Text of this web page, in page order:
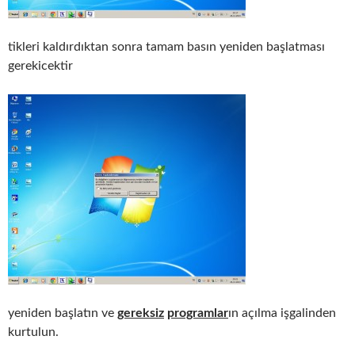
tikleri kaldırdıktan sonra tamam basın yeniden başlatması
gerekicektir
yeniden başlatın ve gereksiz programların açılma işgalinden
kurtulun.